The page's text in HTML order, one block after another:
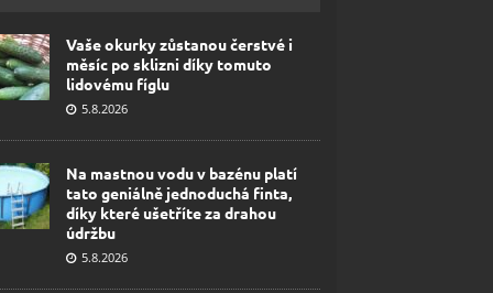
Vaše okurky zůstanou čerstvé i
měsíc po sklizni díky tomuto
lidovému fíglu
5.8.2026
Na mastnou vodu v bazénu platí
tato geniálně jednoduchá finta,
díky které ušetříte za drahou
údržbu
5.8.2026